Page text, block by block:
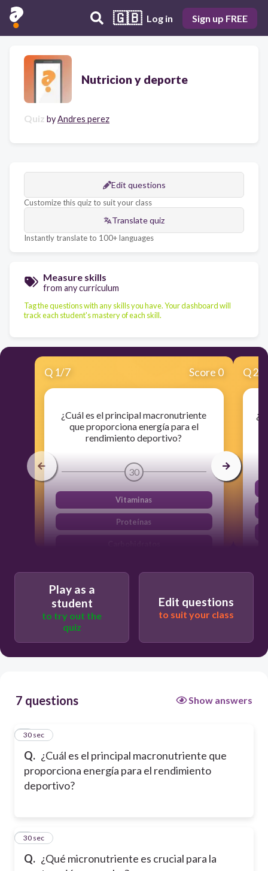
🇬🇧 Log in Sign up FREE
Nutricion y deporte
Quiz byAndres perez
Edit questions
Customize this quiz to suit your class
Translate quiz
Instantly translate to 100+ languages
Measure skills
from any curriculum
Tag the questions with any skills you have. Your dashboard will
track each student's mastery of each skill.
Q 1/7 Score 0
¿Cuál es el principal macronutriente
que proporciona energía para el
rendimiento deportivo?
30
Vitaminas
Proteínas
Q2
Play as a
student
to try out the
quiz
Edit questions
to suit your class
7 questions Show answers
Q. ¿Cuál es el principal macronutriente que
proporciona energía para el rendimiento
deportivo?
1
30 sec
Q. ¿Qué micronutriente es crucial para la
2
30 sec